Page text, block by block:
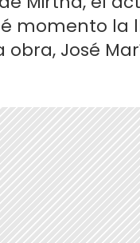
momento la
obra, José